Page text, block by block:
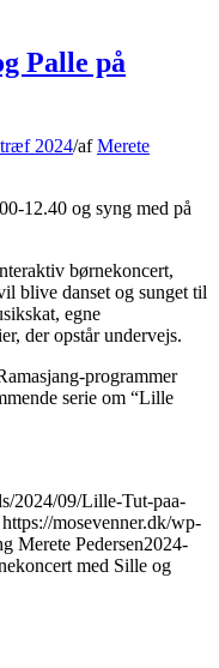
Palle på
2024/afMerete
12.40 og syng med på
børnekoncert,
blive danset og sunget til
egne
der opstår undervejs.
programmer
serie om “Lille
2024/09/Lille-Tut-paa-
https://mosevenner.dk/wp-
Merete Pedersen2024-
med Sille og